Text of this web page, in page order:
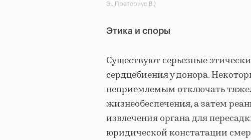
Э., Преториус В.)
Этика и споры
Существуют серьезные
сердцебиения у донора.
неприемлемым отключать
жизнеобеспечения, а затем
извлечения органа для
юридической констатации